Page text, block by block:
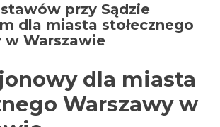
przy Sądzie
dla miasta stołecznego
w Warszawie
dla miasta
Warszawy w